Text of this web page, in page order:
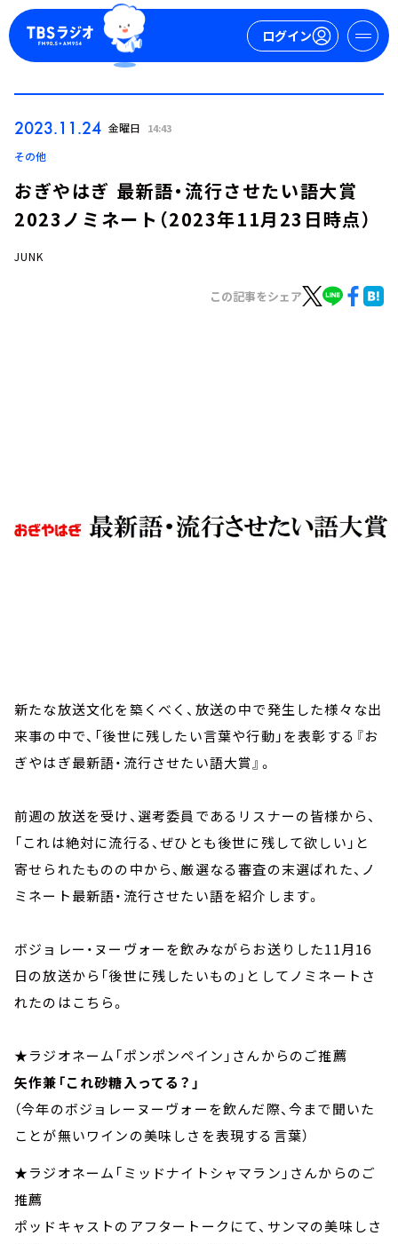
ログイン
2023.11.24 金曜日 14:43
その他
おぎやはぎ 最新語・流行させたい語大賞
2023ノミネート（2023年11月23日時点）
JUNK
この記事をシェア
新たな放送文化を築くべく、放送の中で発生した様々な出
来事の中で、「後世に残したい言葉や行動」を表彰する『お
ぎやはぎ最新語・流行させたい語大賞』。
前週の放送を受け、選考委員であるリスナーの皆様から、
「これは絶対に流行る、ぜひとも後世に残して欲しい」と
寄せられたものの中から、厳選なる審査の末選ばれた、ノ
ミネート最新語・流行させたい語を紹介します。
ボジョレー・ヌーヴォーを飲みながらお送りした11月16
日の放送から「後世に残したいもの」としてノミネートさ
れたのはこちら。
★ラジオネーム「ポンポンペイン」さんからのご推薦
矢作兼「これ砂糖入ってる？」
（今年のボジョレーヌーヴォーを飲んだ際、今まで聞いた
ことが無いワインの美味しさを表現する言葉）
★ラジオネーム「ミッドナイトシャマラン」さんからのご
推薦
ポッドキャストのアフタートークにて、サンマの美味しさ